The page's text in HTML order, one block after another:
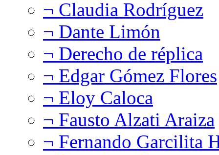
¬ Claudia Rodríguez
¬ Dante Limón
¬ Derecho de réplica
¬ Edgar Gómez Flores
¬ Eloy Caloca
¬ Fausto Alzati Araiza
¬ Fernando Garcilita